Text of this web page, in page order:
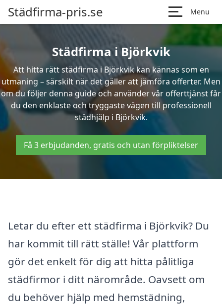
Städfirma-pris.se Menu
Städfirma i Björkvik
Att hitta rätt städfirma i Björkvik kan kännas som en
utmaning – särskilt när det gäller att jämföra offerter. Men
om du följer denna guide och använder vår offerttjänst får
du den enklaste och tryggaste vägen till professionell
städhjälp i Björkvik.
Få 3 erbjudanden, gratis och utan förpliktelser
Letar du efter ett städfirma i Björkvik? Du
har kommit till rätt ställe! Vår plattform
gör det enkelt för dig att hitta pålitliga
städfirmor i ditt närområde. Oavsett om
du behöver hjälp med hemstädning,